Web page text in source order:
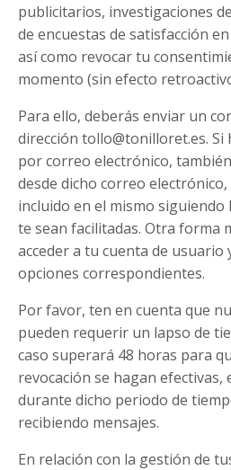
publicitarios, investigaciones
de encuestas de satisfacción
así como revocar tu
momento (sin efecto
Para ello, deberás enviar un
dirección tollo@tonilloret.es. Si
por correo electrónico,
desde dicho correo
incluido en el mismo siguiendo
te sean facilitadas. Otra forma
acceder a tu cuenta de usuario
opciones correspondientes.
Por favor, ten en cuenta que
pueden requerir un lapso de
caso superará 48 horas para
revocación se hagan efectivas,
durante dicho periodo de
recibiendo mensajes.
En relación con la gestión de